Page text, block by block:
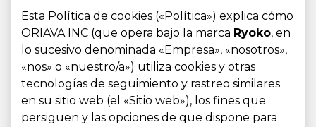
Esta Política de cookies («Política») explica cómo
ORIAVA INC (que opera bajo la marca Ryoko, en
lo sucesivo denominada «Empresa», «nosotros»,
«nos» o «nuestro/a») utiliza cookies y otras
tecnologías de seguimiento y rastreo similares
en su sitio web (el «Sitio web»), los fines que
persiguen y las opciones de que dispone para